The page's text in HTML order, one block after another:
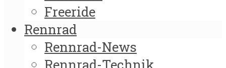
Freeride
Rennrad
Rennrad-News
Rennrad-Technik